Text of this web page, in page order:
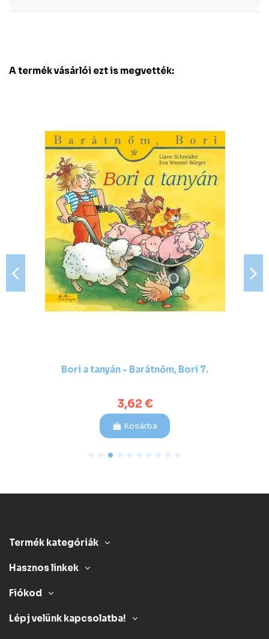
A termék vásárlói ezt is megvették:
Bori a tanyán - Barátnőm, Bori 7.
3,62 €
Kosárba
Termék kategóriák
Hasznos linkek
Fiókod
Lépj velünk kapcsolatba!